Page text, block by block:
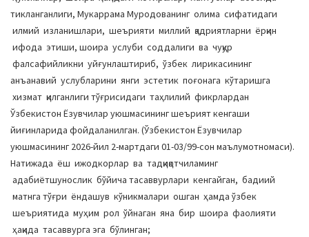
тикланганлиги, Мукаррама Муродованинг олима сифатидаги
илмий изланишлари, шеърияти миллий қадриятларни ёрқин
ифода этиши, шоира услуби соддалиги ва чуқур
фалсафийликни уйғунлаштириб, ўзбек лирикасининг
анъанавий услубларини янги эстетик поғонага кўтаришга
хизмат қилганлиги тўғрисидаги таҳлилий фикрлардан
Ўзбекистон Ёзувчилар уюшмасининг шеърият кенгаши
йиғинларида фойдаланилган. (Ўзбекистон Ёзувчилар
уюшмасининг 2026-йил 2-мартдаги 01-03/99-сон маълумотномаси).
Натижада ёш ижодкорлар ва тадқиқотчиламинг
адабиётшунослик бўйича тасаввурлари кенгайган, бадиий
матнга тўғри ёндашув кўникмалари ошган ҳамда ўзбек
шеъриятида муҳим рол ўйнаган яна бир шоира фаолияти
ҳақида тасаввурга эга бўлинган;